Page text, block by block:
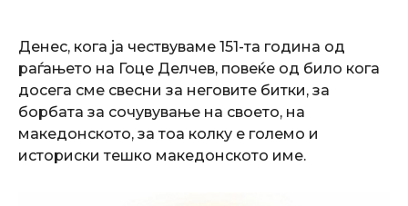
Денес, кога ја чествуваме 151-та година од
раѓањето на Гоце Делчев, повеќе од било кога
досега сме свесни за неговите битки, за
борбата за сочувување на своето, на
македонското, за тоа колку е големо и
историски тешко македонското име.